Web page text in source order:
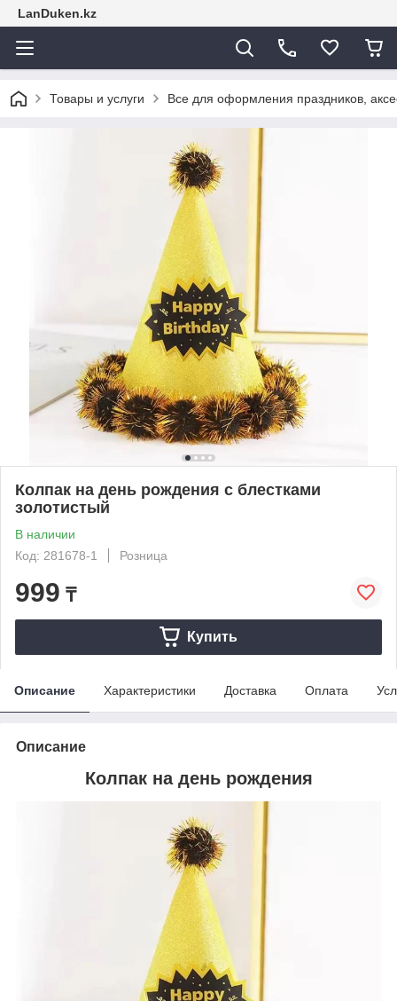
LanDuken.kz
Товары и услуги Все для оформления праздников,
Колпак на день рождения с блестками
золотистый
В наличии
Код: 281678-1
Розница
999 ₸
Купить
Описание Характеристики Доставка Оплата
Описание
Колпак на день рождения